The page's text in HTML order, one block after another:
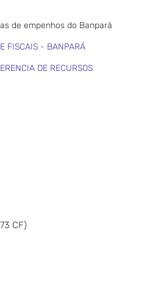
de empenhos do Banpará
FISCAIS - BANPARÁ
DE RECURSOS
CF)